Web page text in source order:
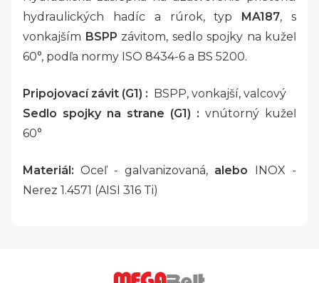
hydraulických hadíc a rúrok, typ
MA187, s
vonkajším BSPP závitom, sedlo spojky na kužeľ
60°, podľa normy ISO 8434-6 a BS 5200.
Pripojovací závit (G1) : BSPP, vonkajší, valcový
Sedlo spojky na strane (G1) : vnútorný kužeľ
60°
Materiál: Oceľ - galvanizovaná, alebo INOX -
Nerez 1.4571 (AISI 316 Ti)